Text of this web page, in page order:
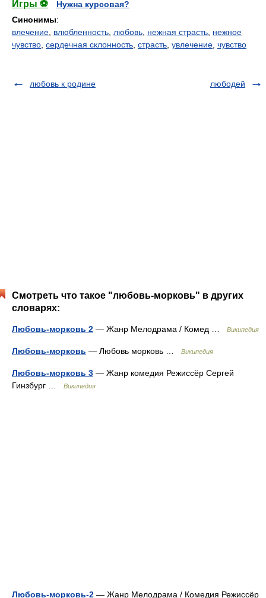
Игры ⚽
Нужна курсовая?
Синонимы:
влечение влюбленность любовь нежная страсть нежное
чувство сердечная склонность страсть увлечение чувство
любовь к родине любодей
Смотреть что такое "любовь-морковь" в других
словарях:
Любовь-морковь 2 — Жанр Мелодрама / Комед … Википедия
Любовь-морковь — Любовь морковь … Википедия
Любовь-морковь 3 — Жанр комедия Режиссёр Сергей
Гинзбург …
Википедия
Любовь-морковь-2 — Жанр Мелодрама / Комедия Режиссёр